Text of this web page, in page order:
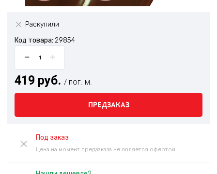
Раскупили
Код товара: 29854
419 руб. / пог. м.
ПРЕДЗАКАЗ
Под заказ
Цена на момент предзаказа не является офертой